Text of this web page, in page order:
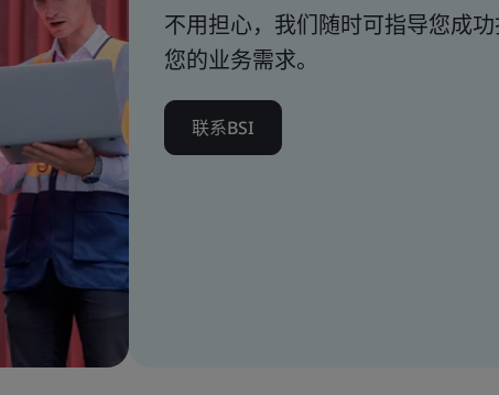
不用担心，我们随时可指导您成
您的业务需求。
联系BSI